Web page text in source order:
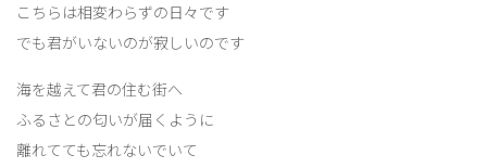
こちらは相変わらずの日々です
でも君がいないのが寂しいのです
海を越えて君の住む街へ
ふるさとの匂いが届くように
離れてても忘れないでいて